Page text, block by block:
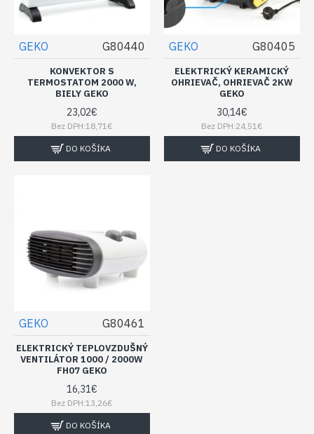
GEKO G80440
KONVEKTOR S
TERMOSTATOM 2000 W,
BIELY GEKO
23,02€
Bez DPH:18,71€
DO KOŠÍKA
GEKO G80405
ELEKTRICKÝ KERAMICKÝ
OHRIEVAČ, OHRIEVAČ 2KW
GEKO
30,14€
Bez DPH:24,51€
DO KOŠÍKA
GEKO G80461
ELEKTRICKÝ TEPLOVZDUŠNÝ
VENTILÁTOR 1000 / 2000W
FH07 GEKO
16,31€
Bez DPH:13,26€
DO KOŠÍKA